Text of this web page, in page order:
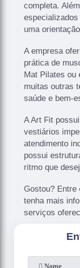
completa.
uma
A empresa
prática de
Mat Pilates ou
muitas outras
saúde e bem-
A Art Fit
vestiários
atendimento
possui
ritmo que
Gostou? Entre
tenha mais
serviços